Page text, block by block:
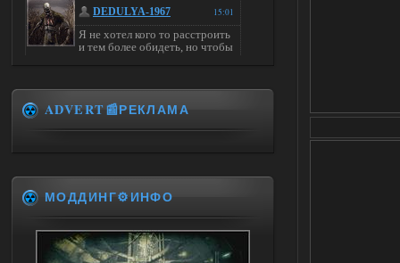
15:01
DEDULYA-1967
Я не хотел кого то расстроить
и тем более обидеть, но чтобы
Ответить ➤
06.08.2026
Ответить ➤
06.08.2026
ADVERT📰РЕКЛАМА
МОДДИНГ⚙️ИНФО